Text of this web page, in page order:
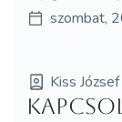
szombat,
Kiss